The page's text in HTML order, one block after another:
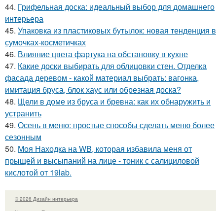
44. Грифельная доска: идеальный выбор для домашнего
интерьера
45. Упаковка из пластиковых бутылок: новая тенденция в
сумочках-косметичках
46. Влияние цвета фартука на обстановку в кухне
47. Какие доски выбирать для облицовки стен. Отделка
фасада деревом - какой материал выбрать: вагонка,
имитация бруса, блок хаус или обрезная доска?
48. Щели в доме из бруса и бревна: как их обнаружить и
устранить
49. Осень в меню: простые способы сделать меню более
сезонным
50. Моя Находка на WB, которая избавила меня от
прыщей и высыпаний на лице - тоник с салициловой
кислотой от 19lab.
© 2026 Дизайн интерьера